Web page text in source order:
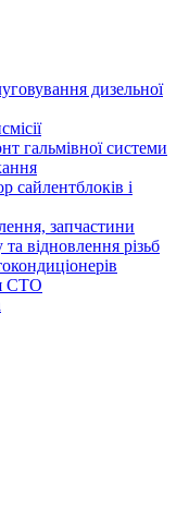
дизельної
гальмівної системи
сайлентблоків і
запчастини
відновлення різьб
СТО